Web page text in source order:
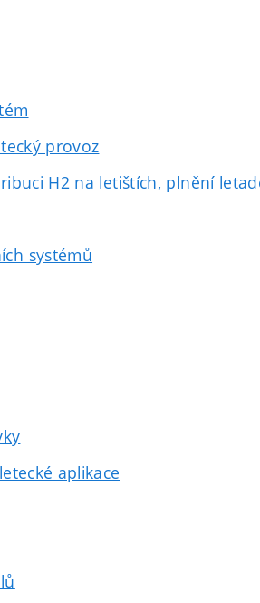
provoz
H2 na letištích, plnění
systémů
aplikace